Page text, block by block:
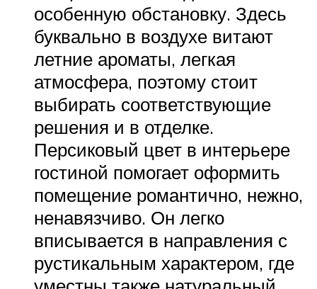
особенную обстановку. Здесь
буквально в воздухе витают
летние ароматы, легкая
атмосфера, поэтому стоит
выбирать соответствующие
решения и в отделке.
Персиковый цвет в интерьере
гостиной помогает оформить
помещение романтично, нежно,
ненавязчиво. Он легко
вписывается в направления с
рустикальным характером, где